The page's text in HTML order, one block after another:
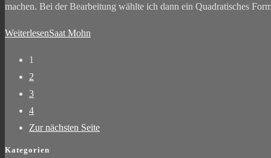
machen. Bei der Bearbeitung wählte ich dann ein Quadratisches
WeiterlesenSaat Mohn
1
2
3
4
Zur nächsten Seite
Kategorien